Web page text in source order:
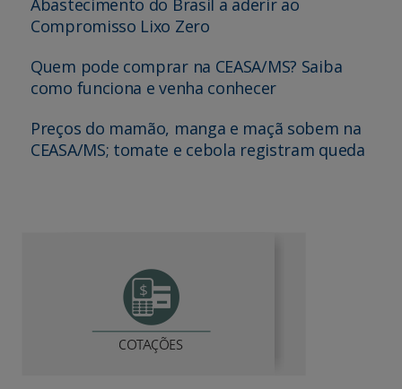
Abastecimento do Brasil a aderir ao
Compromisso Lixo Zero
Quem pode comprar na CEASA/MS? Saiba
como funciona e venha conhecer
Preços do mamão, manga e maçã sobem na
CEASA/MS; tomate e cebola registram queda